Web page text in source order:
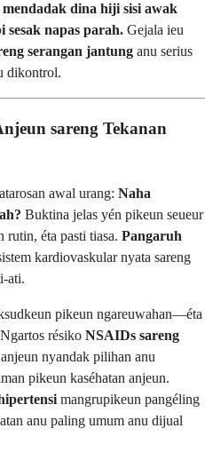
dina hiji sisi awak
sesak napas parah. Gejala ieu
serangan jantung anu serius
dikontrol.
sareng Tekanan
awal urang: Naha
Buktina jelas yén pikeun seueur
rutin, éta pasti tiasa. Pangaruh
kardiovaskular nyata sareng
ati.
pikeun ngareuwahan—éta
résiko NSAIDs sareng
nyandak pilihan anu
pikeun kaséhatan anjeun.
mangrupikeun pangéling
anu paling umum anu dijual